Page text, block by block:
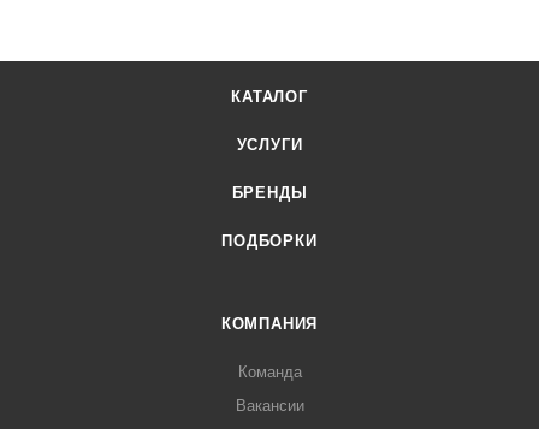
КАТАЛОГ
УСЛУГИ
БРЕНДЫ
ПОДБОРКИ
КОМПАНИЯ
Команда
Вакансии